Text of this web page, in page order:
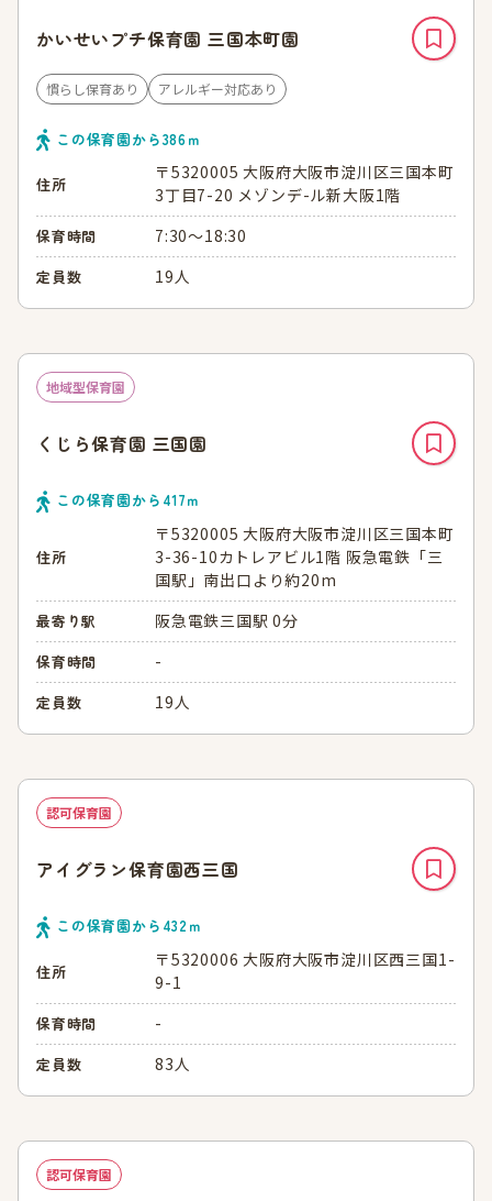
かいせいプチ保育園 三国本町園
慣らし保育あり アレルギー対応あり
この保育園から386ｍ
住所
〒5320005 大阪府大阪市淀川区三国本町
3丁目7-20 メゾンデ-ル新大阪1階
保育時間 7:30～18:30
定員数 19人
地域型保育園
くじら保育園 三国園
この保育園から 417ｍ
住所
〒5320005 大阪府大阪市淀川区三国本町
3-36-10カトレアビル1階 阪急電鉄「三
国駅」南出口より約20m
最寄り駅 阪急電鉄三国駅 0分
保育時間 -
定員数 19人
認可保育園
アイグラン保育園西三国
この保育園から 432ｍ
住所
〒5320006 大阪府大阪市淀川区西三国1-
9-1
保育時間 -
定員数 83人
認可保育園